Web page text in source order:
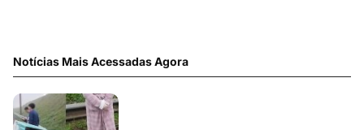
Notícias Mais Acessadas Agora